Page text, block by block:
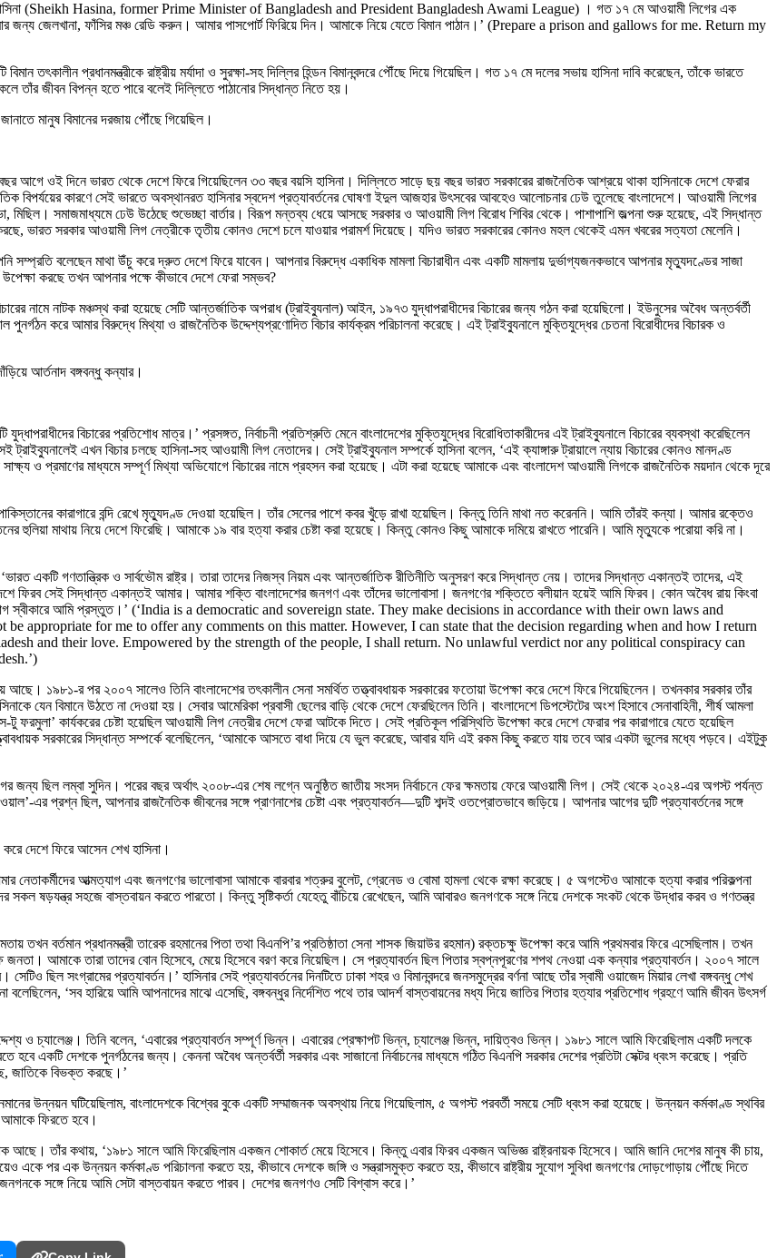
শেখ হাসিনা (Sheikh Hasina, former Prime Minister of Bangladesh and President Bangladesh Awami League) । গত ১৭ মে আওয়ামী লিগের এক
জন্য জেলখানা, ফাঁসির মঞ্চ রেডি করুন। আমার পাসপোর্ট ফিরিয়ে দিন। আমাকে নিয়ে যেতে বিমান পাঠান।’ (Prepare a prison and gallows for me. Return my
প্রধানমন্ত্রীকে রাষ্ট্রীয় মর্যাদা ও সুরক্ষা-সহ দিল্লির হিন্ডন বিমানবন্দরে পৌঁছে দিয়ে গিয়েছিল। গত ১৭ মে দলের সভায় হাসিনা দাবি করেছেন, তাঁকে ভারতে
তাঁর জীবন বিপন্ন হতে পারে বলেই দিল্লিতে পাঠানোর সিদ্ধান্ত নিতে হয়।
মানুষ বিমানের দরজায় পৌঁছে গিয়েছিল।‌
আগে ওই দিনে ভারত থেকে দেশে ফিরে গিয়েছিলেন ৩৩ বছর বয়সি হাসিনা। দিল্লিতে সাড়ে ছয় বছর ভারত সরকারের রাজনৈতিক আশ্রয়ে থাকা হাসিনাকে দেশে ফেরার
কারণে সেই ভারতে অবস্থানরত হাসিনার স্বদেশ প্রত্যাবর্তনের ঘোষণা ইদুল আজহার উৎসবের আবহেও আলোচনার ঢেউ তুলেছে বাংলাদেশে। আওয়ামী লিগের
মিছিল। সমাজমাধ্যমে ঢেউ উঠেছে শুভেচ্ছা বার্তার। বিরূপ মন্তব্য ধেয়ে আসছে সরকার ও আওয়ামী লিগ বিরোধ শিবির থেকে। পাশাপাশি জল্পনা শুরু হয়েছে, এই সিদ্ধান্ত
করছে, ভারত সরকার আওয়ামী লিগ নেত্রীকে তৃতীয় কোনও দেশে চলে যাওয়ার পরামর্শ দিয়েছে। যদিও ভারত সরকারের কোনও মহল থেকেই এমন খবরের সত্যতা মেলেনি।
বলেছেন মাথা উঁচু করে দ্রুত দেশে ফিরে যাবেন। আপনার বিরুদ্ধে একাধিক মামলা বিচারাধীন এবং একটি মামলায় দুর্ভাগ্যজনকভাবে আপনার মৃত্যুদণ্ডের সাজা
করছে তখন আপনার পক্ষে কীভাবে‌ দেশে ফেরা সম্ভব?
নামে নাটক মঞ্চস্থ করা হয়েছে সেটি আন্তর্জাতিক অপরাধ (ট্রাইব্যুনাল) আইন, ১৯৭৩ যুদ্ধাপরাধীদের বিচারের জন্য গঠন করা হয়েছিলো। ইউনুসের অবৈধ অন্তর্বর্তী
করে আমার বিরুদ্ধে মিথ্যা ও রাজনৈতিক উদ্দেশ্যপ্রণোদিত বিচার কার্যক্রম পরিচালনা করেছে। এই ট্রাইব্যুনালে মুক্তিযুদ্ধের চেতনা বিরোধীদের বিচারক ও
আর্তনাদ বঙ্গবন্ধু কন্যার।
বিচারের প্রতিশোধ মাত্র।’ প্রসঙ্গত, নির্বাচনী প্রতিশ্রুতি মেনে বাংলাদেশের মুক্তিযুদ্ধের বিরোধিতাকারীদের এই ট্রাইব্যুনালে বিচারের ব্যবস্থা করেছিলেন
এখন বিচার চলছে হাসিনা-সহ আওয়ামী লিগ নেতাদের। সেই ট্রাইব্যুনাল সম্পর্কে হাসিনা বলেন, ‘এই ক্যাঙ্গারু ট্রায়ালে ন্যায় বিচারের কোনও মানদণ্ড
ও প্রমাণের মাধ্যমে সম্পূর্ণ মিথ্যা অভিযোগে বিচারের নামে প্রহসন করা হয়েছে। এটা করা হয়েছে আমাকে এবং বাংলাদেশ আওয়ামী লিগকে রাজনৈতিক ময়দান থেকে দূরে
কারাগারে বন্দি রেখে মৃত্যুদণ্ড দেওয়া হয়েছিল। তাঁর সেলের পাশে কবর খুঁড়ে রাখা হয়েছিল। কিন্তু তিনি মাথা নত করেননি। আমি তাঁরই কন্যা। আমার রক্তেও
হুলিয়া মাথায় নিয়ে দেশে ফিরেছি। আমাকে ১৯ বার হত্যা করার চেষ্টা করা হয়েছে। কিন্তু কোনও কিছু আমাকে দমিয়ে রাখতে পারেনি। আমি মৃত্যুকে পরোয়া করি না।
একটি গণতান্ত্রিক ও সার্বভৌম রাষ্ট্র। তারা তাদের নিজস্ব নিয়ম এবং আন্তর্জাতিক রীতিনীতি অনুসরণ করে সিদ্ধান্ত নেয়। তাদের সিদ্ধান্ত একান্তই তাদের, এই
ফিরব সেই সিদ্ধান্ত একান্তই আমার। আমার শক্তি বাংলাদেশের জনগণ এবং তাঁদের ভালোবাসা। জনগণের শক্তিতে বলীয়ান হয়েই আমি ফিরব। কোন অবৈধ রায় কিংবা
ত্যাগ স্বীকারে আমি প্রস্তুত।’ (‘India is a democratic and sovereign state. They make decisions in accordance with their own laws and
appropriate for me to offer any comments on this matter. However, I can state that the decision regarding when and how I return
and their love. Empowered by the strength of the people, I shall return. No unlawful verdict nor any political conspiracy can
আছে। ১৯৮১-র পর ২০০৭ সালেও তিনি বাংলাদেশের তৎকালীন সেনা সমর্থিত তত্ত্বাবধায়ক সরকারের ফতোয়া উপেক্ষা করে দেশে ফিরে গিয়েছিলেন। তখনকার সরকার তাঁর
যেন বিমানে উঠতে না দেওয়া হয়। সেবার আমেরিকা প্রবাসী ছেলের বাড়ি থেকে দেশে ফেরছিলেন তিনি। বাংলাদেশে ডিপস্টেটের অংশ হিসাবে সেনাবাহিনী, শীর্ষ আমলা
টু ফরমুলা’ কার্যকরের চেষ্টা হয়েছিল আওয়ামী লিগ নেত্রীর দেশে ফেরা আটকে দিতে। সেই প্রতিকূল পরিস্থিতি উপেক্ষা করে দেশে ফেরার পর কারাগারে যেতে হয়েছিল
সরকারের সিদ্ধান্ত সম্পর্কে বলেছিলেন, ‘আমাকে আসতে বাধা দিয়ে যে ভুল করেছে, আবার যদি এই রকম কিছু করতে যায় তবে আর একটা ভুলের মধ্যে পড়বে। এইটুকু
জন্য ছিল লম্বা সুদিন। পরের বছর অর্থাৎ ২০০৮-এর শেষ লগ্নে অনুষ্ঠিত জাতীয় সংসদ নির্বাচনে ফের ক্ষমতায় ফেরে আওয়ামী লিগ। সেই থেকে ২০২৪-এর অগস্ট পর্যন্ত
ওয়াল’-এর প্রশ্ন ছিল, আপনার রাজনৈতিক জীবনের সঙ্গে প্রাণনাশের চেষ্টা এবং প্রত্যাবর্তন—দুটি শব্দই ওতপ্রোতভাবে জড়িয়ে। আপনার আগের দুটি প্রত্যাবর্তনের সঙ্গে
দেশে ফিরে আসেন শেখ হাসিনা।
নেতাকর্মীদের আত্মত্যাগ এবং জনগণের ভালোবাসা আমাকে বারবার শত্রুর বুলেট, গ্রেনেড ও বোমা হামলা থেকে রক্ষা করেছে। ৫ অগস্টেও আমাকে হত্যা করার পরিকল্পনা
সকল ষড়যন্ত্র সহজে বাস্তবায়ন করতে পারতো। কিন্তু সৃষ্টিকর্তা যেহেতু বাঁচিয়ে রেখেছেন, আমি আবারও জনগণকে সঙ্গে নিয়ে দেশকে সংকট থেকে উদ্ধার করব ও গণতন্ত্র
তখন বর্তমান প্রধানমন্ত্রী তারেক রহমানের পিতা তথা বিএনপি’র প্রতিষ্ঠাতা সেনা শাসক জিয়াউর রহমান) রক্তচক্ষু উপেক্ষা করে আমি প্রথমবার ফিরে এসেছিলাম। তখন
আমাকে তারা তাদের বোন হিসেবে, মেয়ে হিসেবে বরণ করে নিয়েছিল। সে প্রত্যাবর্তন ছিল পিতার স্বপ্নপূরণের শপথ নেওয়া এক কন্যার প্রত্যাবর্তন। ২০০৭ সালে
ছিল সংগ্রামের প্রত্যাবর্তন।’ হাসিনার সেই প্রত্যাবর্তনের দিনটিতে ঢাকা শহর ও বিমানবন্দরে জনসমুদ্রের বর্ণনা আছে তাঁর স্বামী ওয়াজেদ মিয়ার লেখা বঙ্গবন্ধু শেখ
বলেছিলেন, ‘সব হারিয়ে আমি আপনাদের মাঝে এসেছি, বঙ্গবন্ধুর নির্দেশিত পথে তার আদর্শ বাস্তবায়নের মধ্য দিয়ে জাতির পিতার হত্যার প্রতিশোধ গ্রহণে আমি জীবন উৎসর্গ
ও চ্যালেঞ্জ। তিনি বলেন, ‘এবারের প্রত্যাবর্তন সম্পূর্ণ ভিন্ন। এবারের প্রেক্ষাপট ভিন্ন, চ্যালেঞ্জ ভিন্ন, দায়িত্বও ভিন্ন। ১৯৮১ সালে আমি ফিরেছিলাম একটি দলকে
একটি দেশকে পুনর্গঠনের জন্য। কেননা অবৈধ অন্তর্বর্তী সরকার এবং সাজানো নির্বাচনের মাধ্যমে গঠিত বিএনপি সরকার দেশের প্রতিটা সেক্টর ধ্বংস করেছে। প্রতি
জাতিকে বিভক্ত করছে।’
উন্নয়ন ঘটিয়েছিলাম, বাংলাদেশকে বিশ্বের বুকে একটি সম্মাজনক অবস্থায় নিয়ে গিয়েছিলাম, ৫ অগস্ট পরবর্তী সময়ে সেটি ধ্বংস করা হয়েছে। উন্নয়ন কর্মকাণ্ড স্থবির
ফিরতে হবে।
আছে। তাঁর কথায়, ‘১৯৮১ সালে আমি ফিরেছিলাম একজন শোকার্ত মেয়ে হিসেবে। কিন্তু এবার ফিরব একজন অভিজ্ঞ রাষ্ট্রনায়ক হিসেবে। আমি জানি দেশের মানুষ কী চায়,
একে পর এক উন্নয়ন কর্মকাণ্ড পরিচালনা করতে হয়, কীভাবে দেশকে জঙ্গি ও সন্ত্রাসমুক্ত করতে হয়, কীভাবে রাষ্ট্রীয় সুযোগ সুবিধা জনগণের দোড়গোড়ায় পৌঁছে দিতে
সঙ্গে নিয়ে আমি সেটা বাস্তবায়ন করতে পারব। দেশের জনগণও সেটি বিশ্বাস করে।’